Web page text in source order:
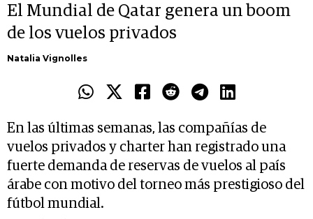
El Mundial de Qatar genera un boom
de los vuelos privados
Natalia Vignolles
En las últimas semanas, las compañías de
vuelos privados y charter han registrado una
fuerte demanda de reservas de vuelos al país
árabe con motivo del torneo más prestigioso del
fútbol mundial.